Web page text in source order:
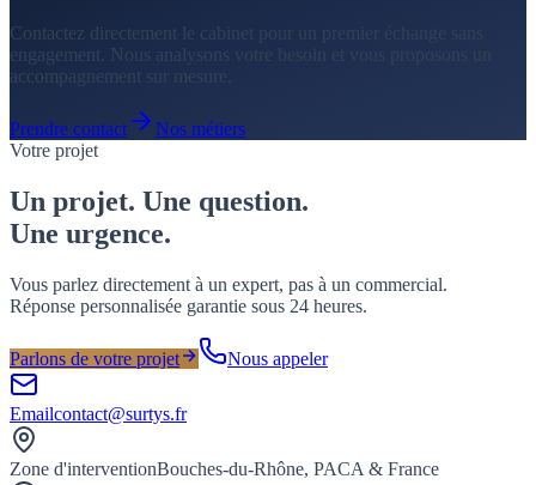
Contactez directement le cabinet pour un premier échange sans
engagement. Nous analysons votre besoin et vous proposons un
accompagnement sur mesure.
Prendre contact
Nos métiers
Votre projet
Un projet. Une question.
Une urgence.
Vous parlez directement à un expert, pas à un commercial.
Réponse personnalisée garantie sous 24 heures.
Parlons de votre projet Nous appeler
Emailcontact@surtys.fr
Zone d'interventionBouches-du-Rhône, PACA & France